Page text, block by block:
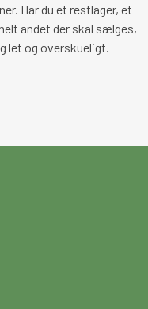
Har du et restlager, et
andet der skal sælges,
let og overskueligt.